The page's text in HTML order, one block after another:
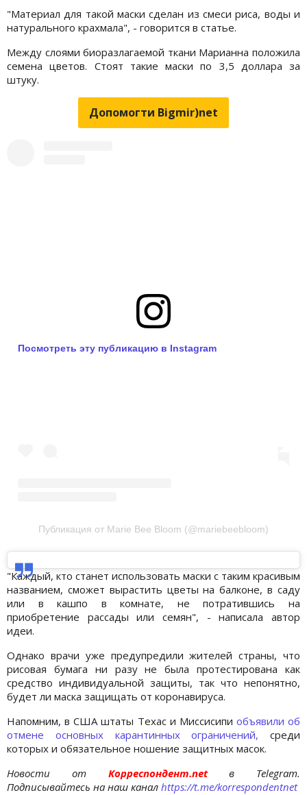
"Материал для такой маски сделан из смеси риса, воды и
натурального крахмала", - говорится в статье.
Между слоями биоразлагаемой ткани Марианна положила
семена цветов. Стоят такие маски по 3,5 доллара за
штуку.
Допомогти Bigmir)net
Посмотреть эту публикацию в Instagram
Публикация от Marie Bee Bloom (@mariebeebloom)
"Каждый, кто станет использовать маски с таким красивым
названием, сможет вырастить цветы на балконе, в саду
или в кашпо в комнате, не потратившись на
приобретение рассады или семян", - написала автор
идеи.
Однако врачи уже предупредили жителей страны, что
рисовая бумага ни разу не была протестирована как
средство индивидуальной защиты, так что непонятно,
будет ли маска защищать от коронавируса.
Напомним, в США штаты Техас и Миссисипи объявили об
отмене основных карантинных ограничений, среди
которых и обязательное ношение защитных масок.
Новости отКорреспондент.netв Telegram.
Подписывайтесь на наш канал https://t.me/korrespondentnet